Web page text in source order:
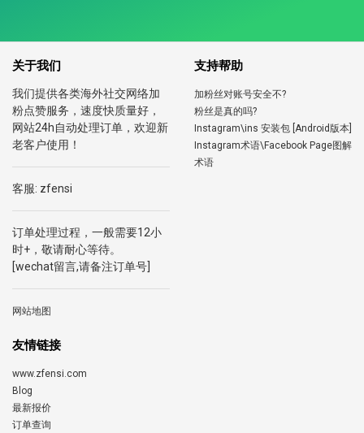
关于我们
我们提供各类海外社交网络加
粉点赞服务，速度快质量好，
网站24h自动处理订单，欢迎新
老客户使用！
客服: zfensi
订单处理过程，一般需要12小
时+，敬请耐心等待。
[wechat留言,请备注订单号]
网站地图
支持帮助
加粉丝对账号安全不?
粉丝是真的吗?
Instagram\ins 安装包 [Android版本]
Instagram术语\Facebook Page图解
术语
友情链接
www.zfensi.com
Blog
最新报价
订单查询